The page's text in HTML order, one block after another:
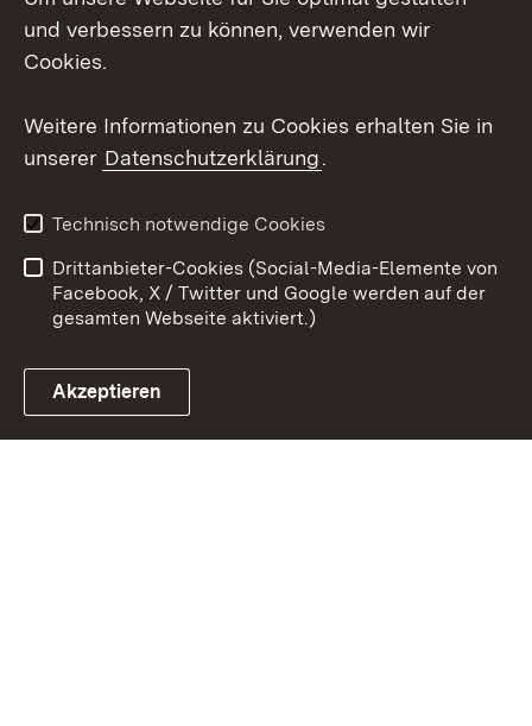
X / Twitter
Youtube
Link zum Landesportal
Kontakt
Datenschutz
Barrierefreiheit
Impressum Cookies
und verbessern zu können, verwenden wir
Cookies.
Weitere Informationen zu Cookies erhalten Sie in
unserer Datenschutzerklärung.
Technisch notwendige Cookies
Drittanbieter-Cookies (Social-Media-Elemente von
Facebook, X / Twitter und Google werden auf der
gesamten Webseite aktiviert.)
Akzeptieren